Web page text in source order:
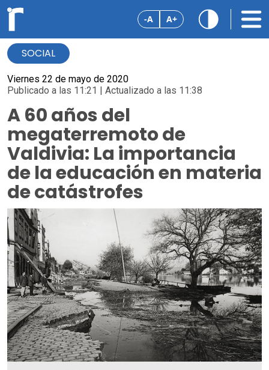
-A A+
SOCIAL
Viernes 22 de mayo de 2020
Publicado a las 11:21 | Actualizado a las 11:38
A 60 años del
megaterremoto de
Valdivia: La importancia
de la educación en materia
de catástrofes